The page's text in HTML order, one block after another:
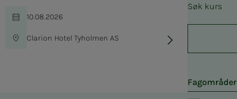
Tid
10.08.2026
Sted
Clarion Hotel Tyholmen AS
Søk kurs
Fagområder